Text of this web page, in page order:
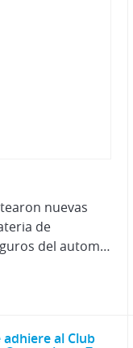
nuevas
de
formación en el área de seguros del automóvil.
adhiere al Club